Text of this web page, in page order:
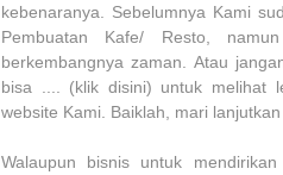
kebenaranya. Sebelumnya Kami
Pembuatan Kafe/ Resto,
berkembangnya zaman. Atau
bisa .... (klik disini) untuk melihat
website Kami. Baiklah, mari
Walaupun bisnis untuk